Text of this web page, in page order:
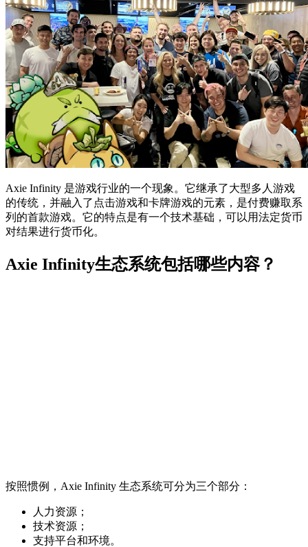
Axie Infinity 是游戏行业的一个现象。它继承了大型多人游戏
的传统，并融入了点击游戏和卡牌游戏的元素，是付费赚取系
列的首款游戏。它的特点是有一个技术基础，可以用法定货币
对结果进行货币化。
Axie Infinity生态系统包括哪些内容？
按照惯例，Axie Infinity 生态系统可分为三个部分：
人力资源；
技术资源；
支持平台和环境。